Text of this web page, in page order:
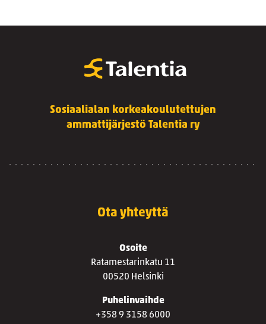
Sosiaalialan korkeakoulutettujen
ammattijärjestö Talentia ry
Ota yhteyttä
Osoite
Ratamestarinkatu 11
00520 Helsinki
Puhelinvaihde
+358 9 3158 6000